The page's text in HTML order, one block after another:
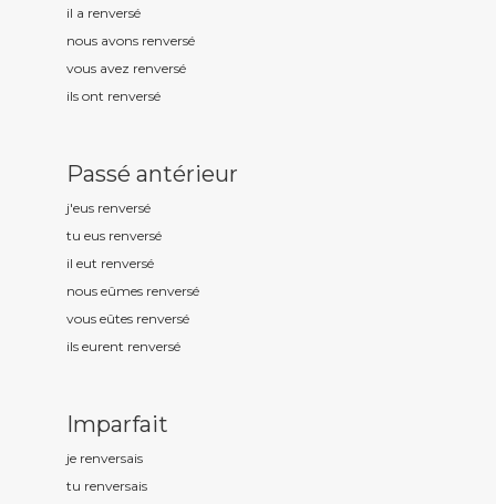
il a renversé
nous avons renversé
vous avez renversé
ils ont renversé
Passé antérieur
j'eus renversé
tu eus renversé
il eut renversé
nous eûmes renversé
vous eûtes renversé
ils eurent renversé
Imparfait
je renversais
tu renversais